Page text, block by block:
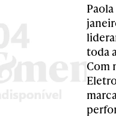
toda
Com